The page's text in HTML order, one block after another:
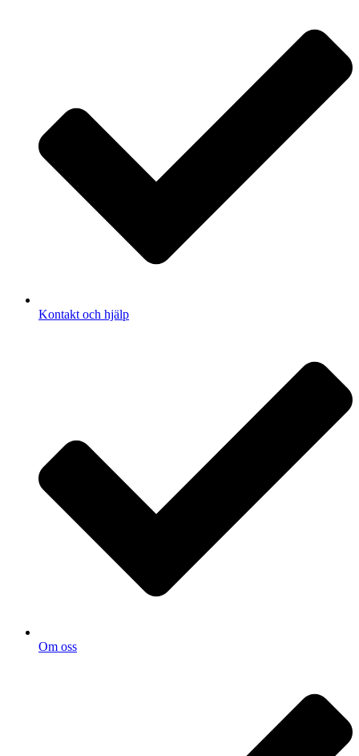
Kontakt och hjälp
Om oss